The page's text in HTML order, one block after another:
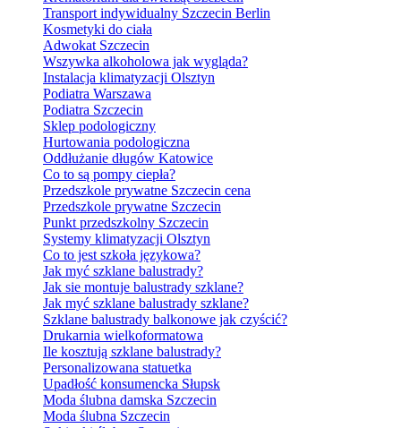
Transport indywidualny Szczecin Berlin
Kosmetyki do ciała
Adwokat Szczecin
Wszywka alkoholowa jak wygląda?
Instalacja klimatyzacji Olsztyn
Podiatra Warszawa
Podiatra Szczecin
Sklep podologiczny
Hurtowania podologiczna
Oddłużanie długów Katowice
Co to są pompy ciepła?
Przedszkole prywatne Szczecin cena
Przedszkole prywatne Szczecin
Punkt przedszkolny Szczecin
Systemy klimatyzacji Olsztyn
Co to jest szkoła językowa?
Jak myć szklane balustrady?
Jak sie montuje balustrady szklane?
Jak myć szklane balustrady szklane?
Szklane balustrady balkonowe jak czyścić?
Drukarnia wielkoformatowa
Ile kosztują szklane balustrady?
Personalizowana statuetka
Upadłość konsumencka Słupsk
Moda ślubna damska Szczecin
Moda ślubna Szczecin